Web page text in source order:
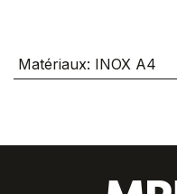
Matériaux: INOX A4